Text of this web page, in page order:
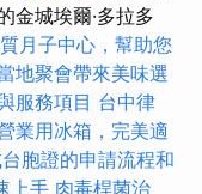
金城埃爾·多拉多
月子中心，幫助您
地聚會帶來美味選
服務項目 台中律
業用冰箱，完美適
胞證的申請流程和
上手 肉毒桿菌治